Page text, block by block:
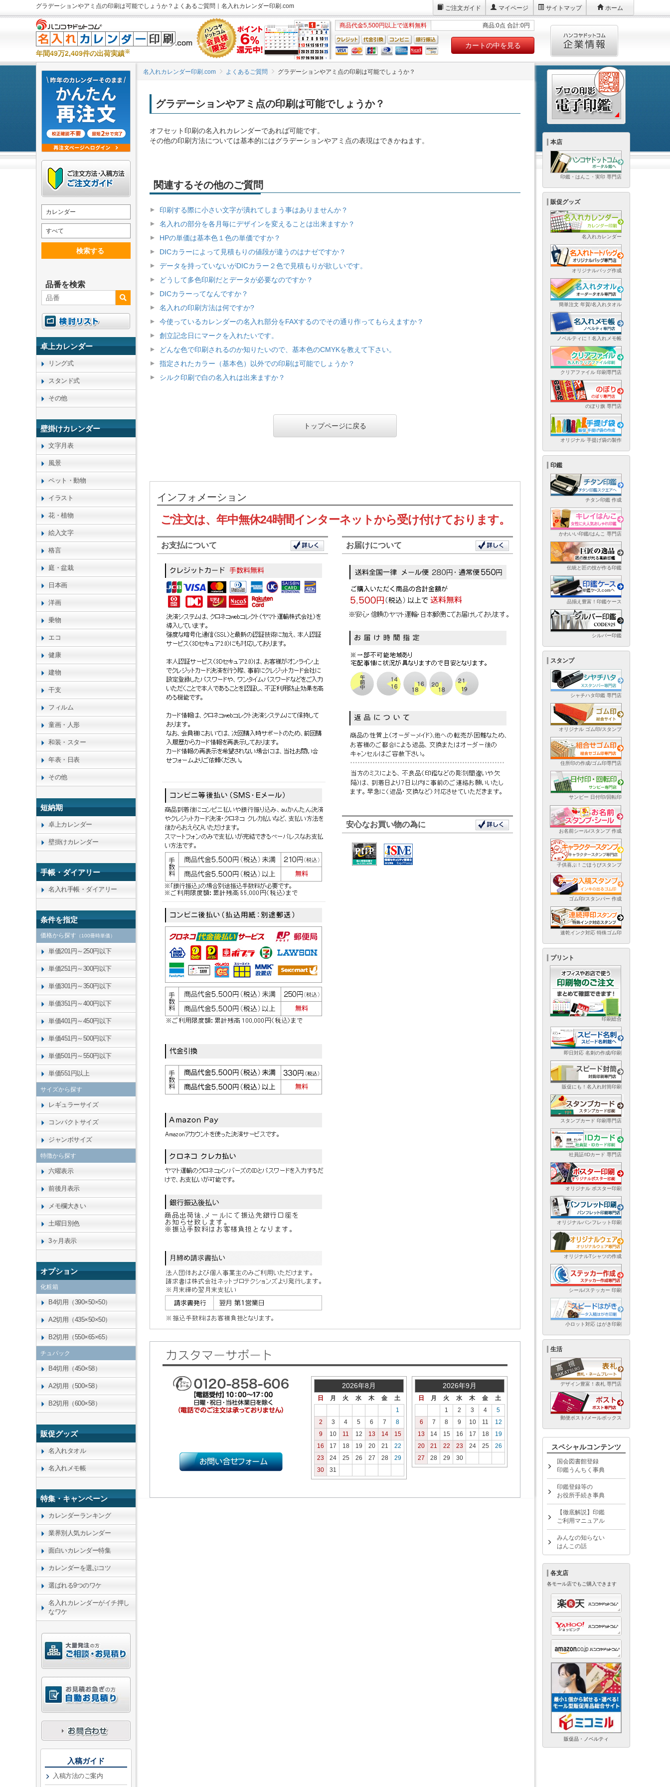
グラデーションやアミ点の印刷は可能でしょうか？よくあるご質問｜名入れカレンダー印刷.com ご注文ガイド マイページ サイトマップ ホーム
年間49万2,409件の出荷実績※
商品代金5,500円以上で送料無料 商品:0点 合計:0円
カートの中を見る
名入れカレンダー印刷.com よくあるご質問 グラデーションやアミ点の印刷は可能でしょうか？
グラデーションやアミ点の印刷は可能でしょうか？
オフセット印刷の名入れカレンダーであれば可能です。
その他の印刷方法については基本的にはグラデーションやアミ点の表現はできかねます。
関連するその他のご質問
印刷する際に小さい文字が潰れてしまう事はありませんか？
名入れの部分を各月毎にデザインを変えることは出来ますか？
HPの単価は基本色１色の単価ですか？
DICカラーによって見積もりの値段が違うのはナゼですか？
データを持っていないがDICカラー２色で見積もりが欲しいです。
どうして多色印刷だとデータが必要なのですか？
DICカラーってなんですか？
名入れの印刷方法は何ですか?
今使っているカレンダーの名入れ部分をFAXするのでその通り作ってもらえますか？
創立記念日にマークを入れたいです。
どんな色で印刷されるのか知りたいので、基本色のCMYKを教えて下さい。
指定されたカラー（基本色）以外での印刷は可能でしょうか？
シルク印刷で白の名入れは出来ますか？
トップページに戻る
インフォメーション
ご注文は、年中無休24時間インターネットから受け付けております。
お支払について お届けについて
安心なお買い物の為に
2026年8月
日 月 火 水 木 金
土
1
2
3 4 5 6 7
8
9
10 11 12 13 14
15
16
17 18 19 20 21
22
23
24 25 26 27 28
29
30
31
2026年9月
日 月 火 水 木 金
土
1
2 3 4
5
6
7 8 9 10 11
12
13
14 15 16 17 18
19
20
21 22 23 24 25
26
27
28 29 30
カレンダー
すべて
検索する
品番を検索
卓上カレンダー
リング式
スタンド式
その他
壁掛けカレンダー
文字月表
風景
ペット・動物
イラスト
花・植物
絵入文字
格言
庭・盆栽
日本画
洋画
乗物
エコ
健康
建物
干支
フィルム
童画・人形
和装・スター
年表・日表
その他
短納期
卓上カレンダー
壁掛けカレンダー
手帳・ダイアリー
名入れ手帳・ダイアリー
条件を指定
価格から探す （100冊時単価）
単価201円～250円以下
単価251円～300円以下
単価301円～350円以下
単価351円～400円以下
単価401円～450円以下
単価451円～500円以下
単価501円～550円以下
単価551円以上
サイズから探す
レギュラーサイズ
コンパクトサイズ
ジャンボサイズ
特徴から探す
六曜表示
前後月表示
メモ欄大きい
土曜日別色
3ヶ月表示
オプション
化粧箱
B4切用（390×50×50）
A2切用（435×50×50）
B2切用（550×65×65）
チュパック
B4切用（450×58）
A2切用（500×58）
B2切用（600×58）
販促グッズ
名入れタオル
名入れメモ帳
特集・キャンペーン
カレンダーランキング
業界別人気カレンダー
面白いカレンダー特集
カレンダーを選ぶコツ
選ばれる9つのワケ
名入れカレンダーがイチ押し
なワケ
入稿ガイド
入稿方法のご案内
本店
印鑑・はんこ・実印 専門店
販促グッズ
名入れカレンダー
オリジナルバッグ作成
簡単注文 年賀/名入れタオル
ノベルティに！名入れメモ帳
クリアファイル 印刷専門店
のぼり旗 専門店
オリジナル 手提げ袋の製作
印鑑
チタン印鑑 作成
かわいい印鑑/はんこ 専門店
伝統と匠の技が作る印鑑
品揃え豊富！印鑑ケース
シルバー印鑑
スタンプ
シャチハタ印鑑 専門店
オリジナル ゴム印/スタンプ
住所印の作成/ゴム印専門店
サンビー 日付印/回転印
お名前シール/スタンプ 作成
子供喜ぶ！ごほうびスタンプ
ゴム印/スタンパー 作成
速乾インク対応 特殊ゴム印
プリント
印刷総合
即日対応 名刺の作成/印刷
販促にも！名入れ封筒印刷
スタンプカード 印刷専門店
社員証/IDカード 専門店
オリジナル ポスター印刷
オリジナルパンフレット印刷
オリジナルTシャツの作成
シール/ステッカー 印刷
小ロット対応 はがき印刷
生活
デザイン豊富！表札 専門店
郵便ポスト/メールボックス
スペシャルコンテンツ
国会図書館登録
印鑑うんちく事典
印鑑登録等の
お役所手続き事典
【徹底解説】印鑑
ご利用マニュアル
みんなの知らない
はんこの話
各支店
各モール店でもご購入できます
販促品・ノベルティ